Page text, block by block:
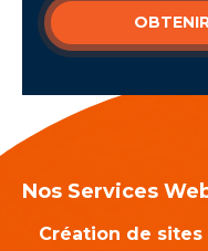
Nos Services
Création de sites